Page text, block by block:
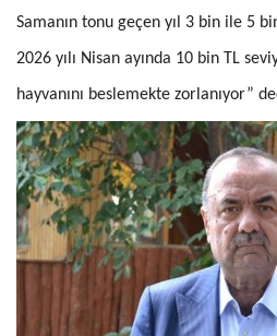
Samanın tonu geçen yıl 3 bin ile 5
2026 yılı Nisan ayında 10 bin TL
hayvanını beslemekte zorlanıyor”